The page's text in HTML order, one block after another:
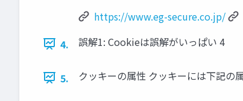
https://www.eg-secure.co.jp/
4.
誤解1: Cookieは誤解がいっぱい 4
5. クッキーの属性 クッキーには下記の